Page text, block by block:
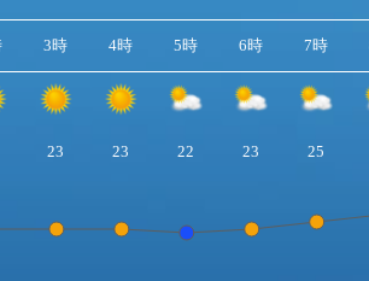
3時 4時 5時 6時 7時
23 23 22 23 25